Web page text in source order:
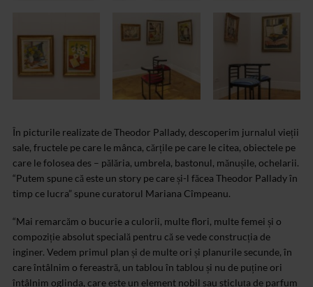
În picturile realizate de Theodor Pallady, descoperim jurnalul vieții
sale, fructele pe care le mânca, cărțile pe care le citea, obiectele pe
care le folosea des – pălăria, umbrela, bastonul, mănușile, ochelarii.
“Putem spune că este un story pe care și-l făcea Theodor Pallady în
timp ce lucra” spune curatorul Mariana Cîmpeanu.
“Mai remarcăm o bucurie a culorii, multe flori, multe femei și o
compoziție absolut specială pentru că se vede construcția de
inginer. Vedem primul plan și de multe ori și planurile secunde, în
care întâlnim o fereastră, un tablou în tablou și nu de puține ori
întâlnim oglinda, care este un element nobil sau sticluța de parfum